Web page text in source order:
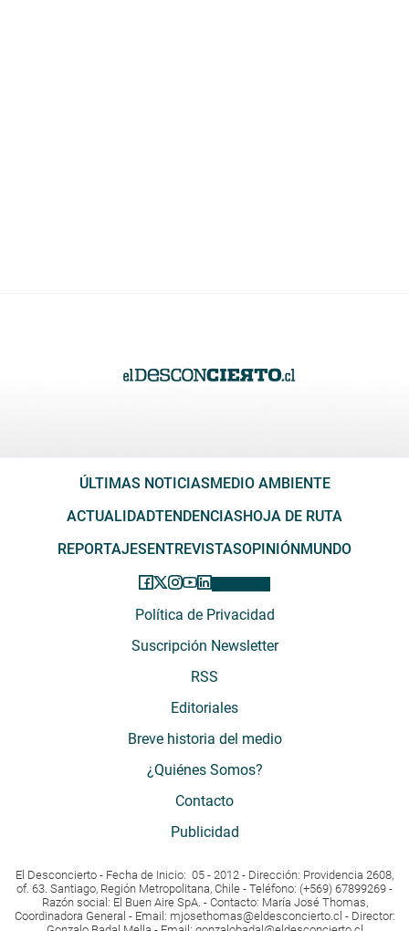
ÚLTIMAS NOTICIASMEDIO AMBIENTE
ACTUALIDADTENDENCIASHOJA DE RUTA
REPORTAJESENTREVISTASOPINIÓNMUNDO
Política de Privacidad
Suscripción Newsletter
RSS
Editoriales
Breve historia del medio
¿Quiénes Somos?
Contacto
Publicidad
El Desconcierto - Fecha de Inicio: 05 - 2012 - Dirección: Providencia 2608,
of. 63. Santiago, Región Metropolitana, Chile - Teléfono: (+569) 67899269 -
Razón social: El Buen Aire SpA. - Contacto: María José Thomas,
Coordinadora General - Email: mjosethomas@eldesconcierto.cl - Director: